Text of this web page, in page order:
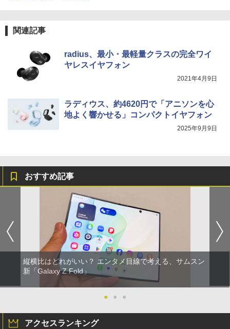
関連記事
radius、最小・最軽量クラスの完全ワイ
ヤレスイヤフォン
2021年4月9日
ラディウス、約4620円で「アニソンを心
地よく響かせる」コンパクトイヤフォン
2025年9月9日
おすすめ記事
縦横比はどれがいい？ エンタメ目線で考える、サムスン
新「Galaxy Z Fold」
● ● ●
アクセスランキング